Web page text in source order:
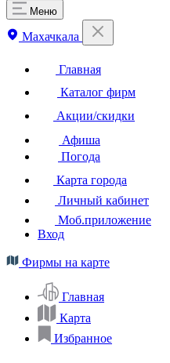
Меню
Махачкала
Главная
Каталог фирм
Акции/скидки
Афиша
Погода
Карта города
Личный кабинет
Моб.приложение
Вход
Фирмы на карте
Главная
Карта
Избранное